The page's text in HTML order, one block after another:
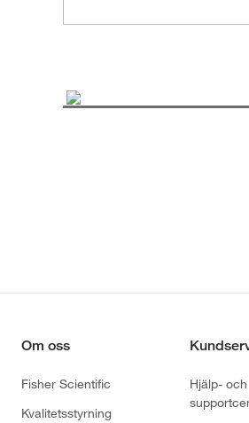
Om oss
Fisher Scientific
Kvalitetsstyrning
Hjälp- och